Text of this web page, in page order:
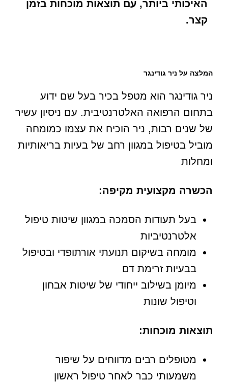
האיכותי ביותר, עם תוצאות מוכחות בזמן
קצר.
המלצה על ניר גודינגר
ניר גודינגר הוא מטפל בכיר בעל שם ידוע
בתחום הרפואה האלטרנטיבית. עם ניסיון עשיר
של שנים רבות, ניר הוכיח את עצמו כמומחה
מוביל בטיפול במגוון רחב של בעיות בריאותיות
ומחלות
הכשרה מקצועית מקיפה:
בעל תעודות הסמכה במגוון שיטות טיפול
אלטרנטיביות
מומחה בשיקום תנועתי אורתופדי ובטיפול
בבעיות זרימת דם
מיומן בשילוב ייחודי של שיטות אבחון
וטיפול שונות
תוצאות מוכחות:
מטופלים רבים מדווחים על שיפור
משמעותי כבר לאחר טיפול ראשון